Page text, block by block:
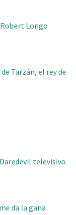
Longo
Tarzán, el rey de
televisivo
da la gana